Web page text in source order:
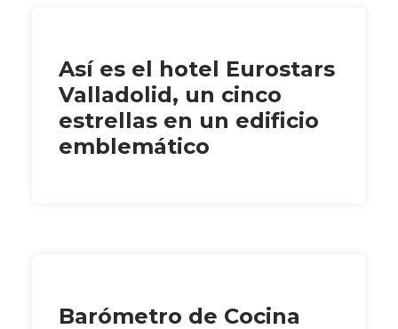
Así es el hotel Eurostars
Valladolid, un cinco
estrellas en un edificio
emblemático
Barómetro de Cocina